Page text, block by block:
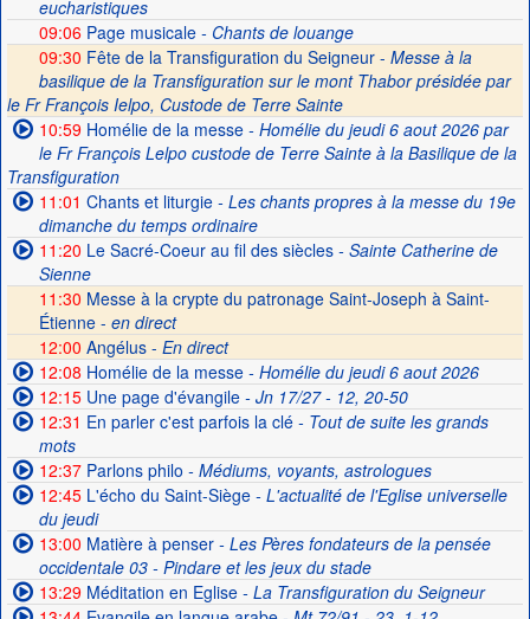
eucharistiques
09:06Page musicale- Chants de louange
09:30 Fête de la Transfiguration du Seigneur - Messe à la
basilique de la Transfiguration sur le mont Thabor présidée par
le Fr François Ielpo, Custode de Terre Sainte
10:59Homélie de la messe- Homélie du jeudi 6 aout 2026 par
le Fr François Lelpo custode de Terre Sainte à la Basilique de la
Transfiguration
11:01 Chants et liturgie- Les chants propres à la messe du 19e
dimanche du temps ordinaire
11:20 Le Sacré-Coeur au fil des siècles- Sainte Catherine de
Sienne
11:30 Messe à la crypte du patronage Saint-Joseph à Saint-
Étienne - en direct
12:00 Angélus - En direct
12:08 Homélie de la messe- Homélie du jeudi 6 aout 2026
12:15Une page d'évangile- Jn 17/27 - 12, 20-50
12:31 En parler c'est parfois la clé- Tout de suite les grands
mots
12:37Parlons philo - Médiums, voyants, astrologues
12:45L'écho du Saint-Siège- L'actualité de l'Eglise universelle
du jeudi
13:00 Matière à penser- Les Pères fondateurs de la pensée
occidentale 03 - Pindare et les jeux du stade
13:29Méditation en Eglise- La Transfiguration du Seigneur